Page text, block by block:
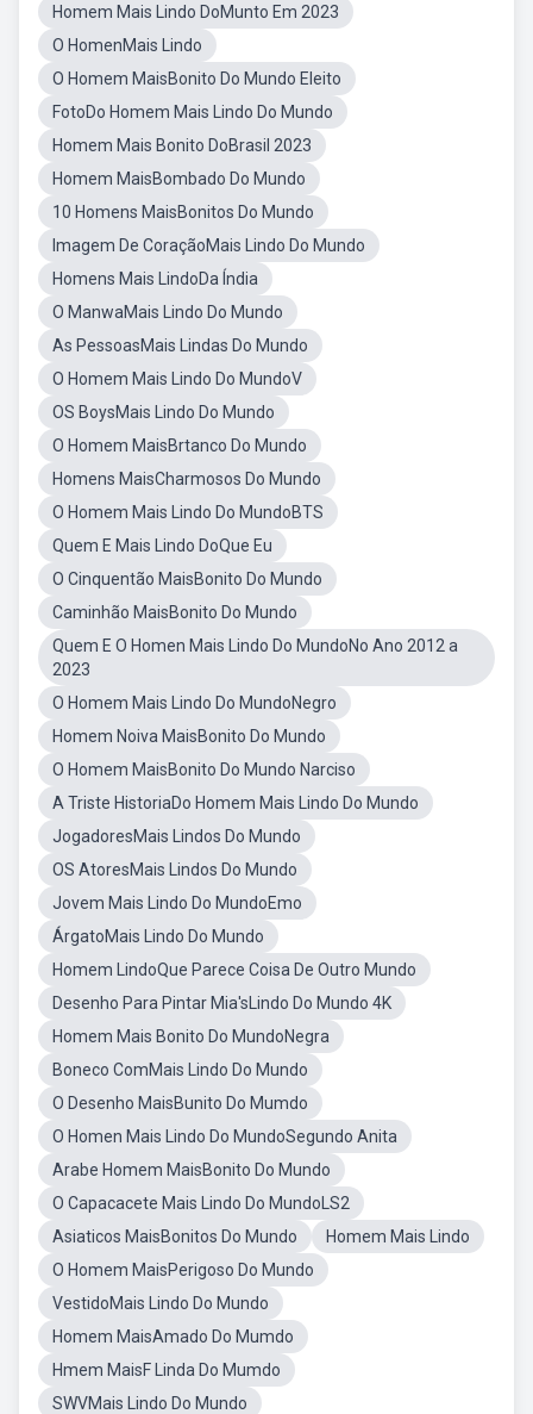
Homem Mais Lindo DoMunto Em 2023
O HomenMais Lindo
O Homem MaisBonito Do Mundo Eleito
FotoDo Homem Mais Lindo Do Mundo
Homem Mais Bonito DoBrasil 2023
Homem MaisBombado Do Mundo
10 Homens MaisBonitos Do Mundo
Imagem De CoraçãoMais Lindo Do Mundo
Homens Mais LindoDa Índia
O ManwaMais Lindo Do Mundo
As PessoasMais Lindas Do Mundo
O Homem Mais Lindo Do MundoV
OS BoysMais Lindo Do Mundo
O Homem MaisBrtanco Do Mundo
Homens MaisCharmosos Do Mundo
O Homem Mais Lindo Do MundoBTS
Quem E Mais Lindo DoQue Eu
O Cinquentão MaisBonito Do Mundo
Caminhão MaisBonito Do Mundo
Quem E O Homen Mais Lindo Do MundoNo Ano 2012 a
2023
O Homem Mais Lindo Do MundoNegro
Homem Noiva MaisBonito Do Mundo
O Homem MaisBonito Do Mundo Narciso
A Triste HistoriaDo Homem Mais Lindo Do Mundo
JogadoresMais Lindos Do Mundo
OS AtoresMais Lindos Do Mundo
Jovem Mais Lindo Do MundoEmo
ÁrgatoMais Lindo Do Mundo
Homem LindoQue Parece Coisa De Outro Mundo
Desenho Para Pintar Mia'sLindo Do Mundo 4K
Homem Mais Bonito Do MundoNegra
Boneco ComMais Lindo Do Mundo
O Desenho MaisBunito Do Mumdo
O Homen Mais Lindo Do MundoSegundo Anita
Arabe Homem MaisBonito Do Mundo
O Capacacete Mais Lindo Do MundoLS2
Asiaticos MaisBonitos Do Mundo
Homem Mais Lindo
O Homem MaisPerigoso Do Mundo
VestidoMais Lindo Do Mundo
Homem MaisAmado Do Mumdo
Hmem MaisF Linda Do Mumdo
SWVMais Lindo Do Mundo